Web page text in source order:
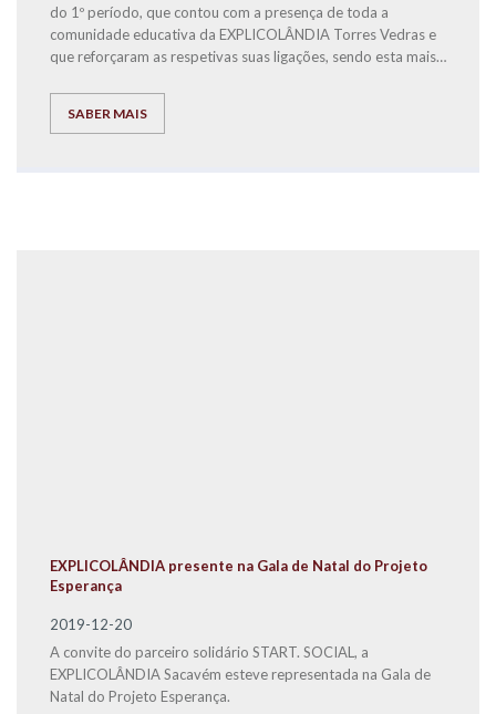
do 1º período, que contou com a presença de toda a
comunidade educativa da EXPLICOLÂNDIA Torres Vedras e
que reforçaram as respetivas suas ligações, sendo esta mais
SABER MAIS
EXPLICOLÂNDIA presente na Gala de Natal do Projeto
Esperança
2019-12-20
A convite do parceiro solidário START. SOCIAL, a
EXPLICOLÂNDIA Sacavém esteve representada na Gala de
Natal do Projeto Esperança.